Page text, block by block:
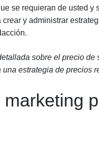
se requieran de usted y
y administrar
sobre el precio de
estrategia de precios